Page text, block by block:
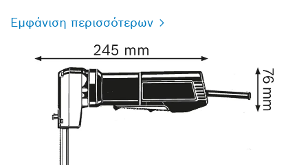
Εμφάνιση περισσότερων